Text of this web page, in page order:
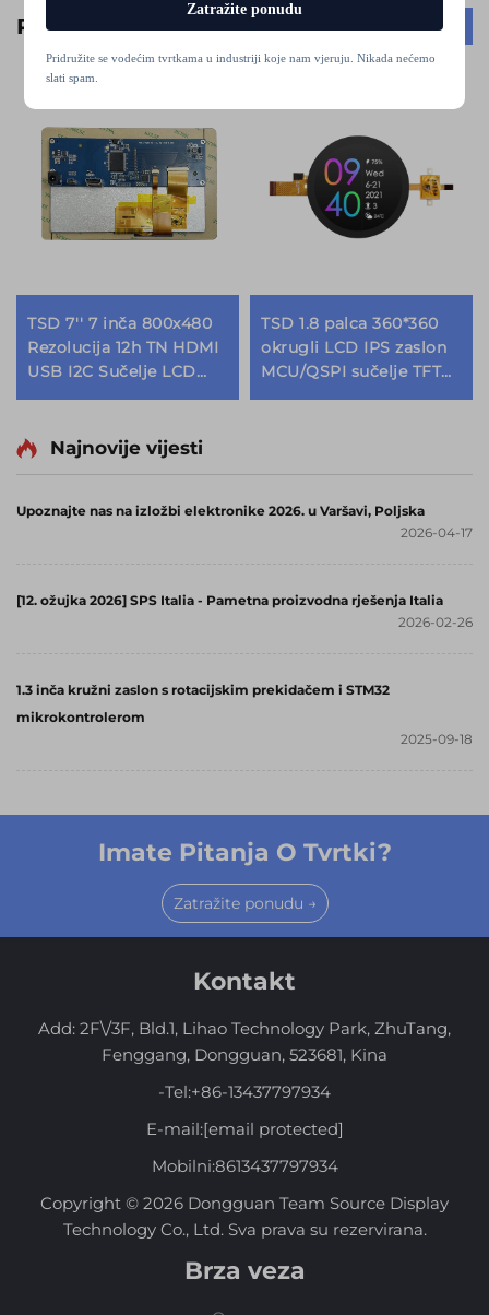
Preporučeni proizvodi
TSD 7'' 7 inča 800x480
Rezolucija 12h TN HDMI
USB I2C Sučelje LCD
Dodirni Zaslon TFT LCD
TSD 1.8 palca 360*360
okrugli LCD IPS zaslon
MCU/QSPI sučelje TFT
LCD moduli zaslona s
Najnovije vijesti
Upoznajte nas na izložbi elektronike 2026. u Varšavi, Poljska
2026-04-17
[12. ožujka 2026] SPS Italia - Pametna proizvodna rješenja Italia
2026-02-26
1.3 inča kružni zaslon s rotacijskim prekidačem i STM32
mikrokontrolerom
2025-09-18
Imate Pitanja O Tvrtki?
Zatražite ponudu →
Kontakt
Add: 2F\/3F, Bld.1, Lihao Technology Park, ZhuTang,
Fenggang, Dongguan, 523681, Kina
-Tel:+86-13437797934
E-mail:[email protected]
Mobilni:8613437797934
Copyright © 2026 Dongguan Team Source Display
Technology Co., Ltd. Sva prava su rezervirana.
Brza veza
Zatražite ponudu
Pridružite se vodećim tvrtkama u industriji koje nam vjeruju. Nikada nećemo
slati spam.